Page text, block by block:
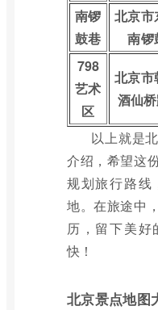
南锣
鼓巷
北京市
南锣
798
艺术
区
北京市
酒仙
以上就是
介绍，希望这
规划旅行路线
地。在旅途中
历，留下美好
快！
北京景点地图